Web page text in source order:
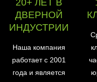
20+ ЛЕТ В
ДВЕРНОЙ
ИНДУСТРИИ
Наша компания
работает с 2001
года и является